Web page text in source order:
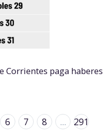
Corrientes paga haberes
6 7 8 ...
291